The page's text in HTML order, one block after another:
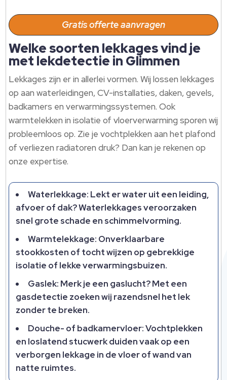
Gratis offerte aanvragen
Welke soorten lekkages vind je
met lekdetectie in Glimmen
Lekkages zijn er in allerlei vormen. Wij lossen lekkages
op aan waterleidingen, CV-installaties, daken, gevels,
badkamers en verwarmingssystemen. Ook
warmtelekken in isolatie of vloerverwarming sporen wij
probleemloos op. Zie je vochtplekken aan het plafond
of verliezen radiatoren druk? Dan kan je rekenen op
onze expertise.
Waterlekkage: Lekt er water uit een leiding,
afvoer of dak? Waterlekkages veroorzaken
snel grote schade en schimmelvorming.
Warmtelekkage: Onverklaarbare
stookkosten of tocht wijzen op gebrekkige
isolatie of lekke verwarmingsbuizen.
Gaslek: Merk je een gaslucht? Met een
gasdetectie zoeken wij razendsnel het lek
zonder te breken.
Douche- of badkamervloer: Vochtplekken
en loslatend stucwerk duiden vaak op een
verborgen lekkage in de vloer of wand van
natte ruimtes.